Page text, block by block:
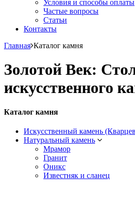
Условия и способы оплаты
Частые вопросы
Статьи
Контакты
Главная Каталог камня
Золотой Век:
искусственного
Каталог камня
Искусственный камень
Натуральный камень
Мрамор
Гранит
Оникс
Известняк и сланец